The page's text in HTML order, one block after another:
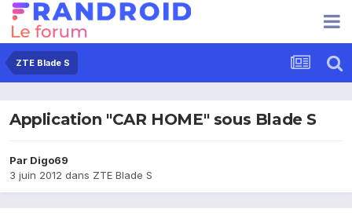
ZTE Blade S
Application "CAR HOME" sous Blade S
Par Digo69
3 juin 2012 dans ZTE Blade S